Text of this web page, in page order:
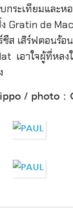
กระเทียมและห
ง Gratin de
ชีส เสิร์ฟตอนร้
เอาใจผู้ที่หล
/ photo :